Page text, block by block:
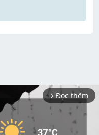
arrow_forward_ios Đọc thêm